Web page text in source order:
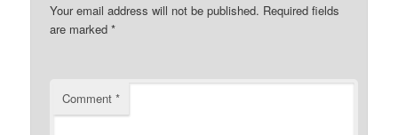
Your email address will not be published. Required fields
are marked*
Comment*